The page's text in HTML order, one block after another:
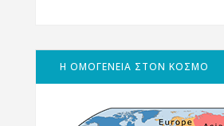
Η ΟΜΟΓΕΝΕΙΑ ΣΤΟΝ ΚΟΣΜΟ